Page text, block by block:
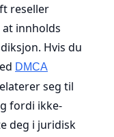
reseller
innholds
Hvis du
DMCA
seg til
fordi ikke-
deg i juridisk